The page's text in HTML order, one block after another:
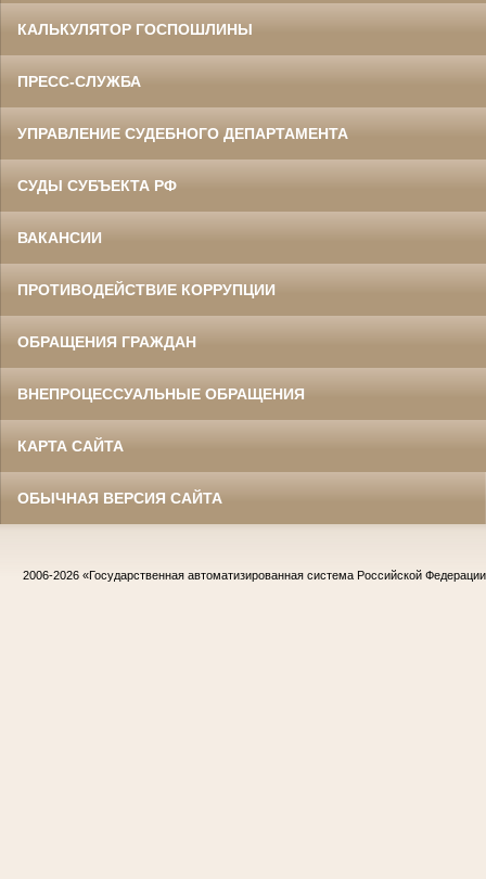
КАЛЬКУЛЯТОР ГОСПОШЛИНЫ
ПРЕСС-СЛУЖБА
УПРАВЛЕНИЕ СУДЕБНОГО ДЕПАРТАМЕНТА
СУДЫ СУБЪЕКТА РФ
ВАКАНСИИ
ПРОТИВОДЕЙСТВИЕ КОРРУПЦИИ
ОБРАЩЕНИЯ ГРАЖДАН
ВНЕПРОЦЕССУАЛЬНЫЕ ОБРАЩЕНИЯ
КАРТА САЙТА
ОБЫЧНАЯ ВЕРСИЯ САЙТА
2006-2026 «Государственная автоматизированная система Российской